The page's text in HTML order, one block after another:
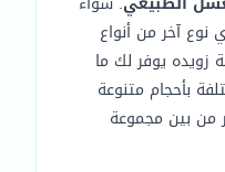
آخر من أنواع
زويده يوفر لك ما
بأحجام متنوعة
من بين مجموعة